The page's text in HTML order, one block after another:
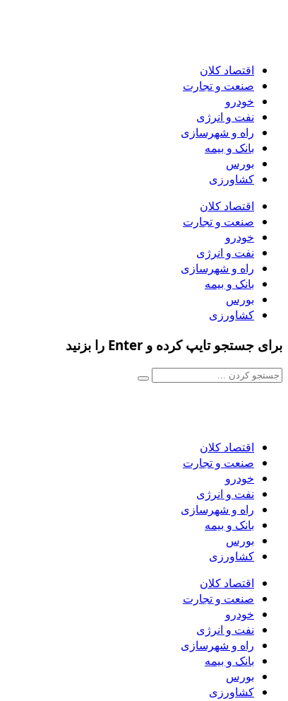
اقتصاد کلان
صنعت و تجارت
خودرو
نفت و انرژی
راه و شهرسازی
بانک و بیمه
بورس
کشاورزی
اقتصاد کلان
صنعت و تجارت
خودرو
نفت و انرژی
راه و شهرسازی
بانک و بیمه
بورس
کشاورزی
برای جستجو تایپ کرده و Enter را بزنید
اقتصاد کلان
صنعت و تجارت
خودرو
نفت و انرژی
راه و شهرسازی
بانک و بیمه
بورس
کشاورزی
اقتصاد کلان
صنعت و تجارت
خودرو
نفت و انرژی
راه و شهرسازی
بانک و بیمه
بورس
کشاورزی